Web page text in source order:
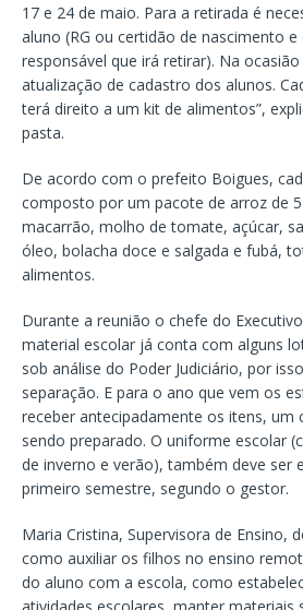
17 e 24 de maio. Para a retirada é
aluno (RG ou certidão de nascimento
responsável que irá retirar). Na
atualização de cadastro dos alunos.
terá direito a um kit de alimentos”,
pasta.
De acordo com o prefeito Boigues,
composto por um pacote de arroz de
macarrão, molho de tomate, açúcar,
óleo, bolacha doce e salgada e fubá,
alimentos.
Durante a reunião o chefe do
material escolar já conta com alguns
sob análise do Poder Judiciário, por
separação. E para o ano que vem os
receber antecipadamente os itens, um
sendo preparado. O uniforme escolar
de inverno e verão), também deve ser
primeiro semestre, segundo o gestor.
Maria Cristina, Supervisora de Ensino,
como auxiliar os filhos no ensino
do aluno com a escola, como